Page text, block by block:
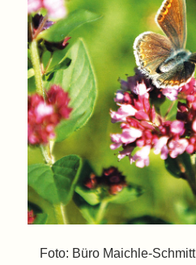
Foto: Büro Maichle-Schmitt